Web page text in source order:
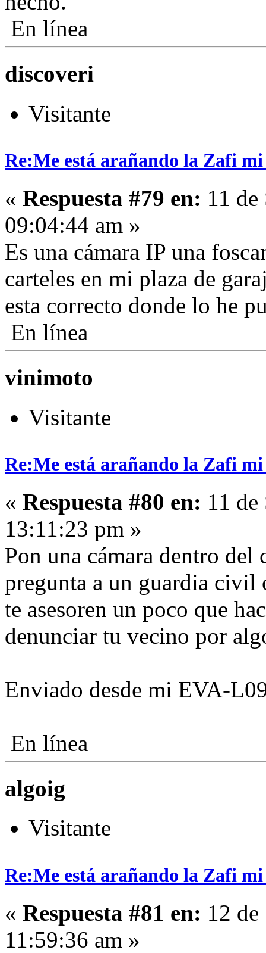
En línea
discoveri
Visitante
Re:Me está arañando la Zafi
« Respuesta #79 en: 11
09:04:44 am »
Es una cámara IP una
carteles en mi plaza de
esta correcto donde lo he
En línea
vinimoto
Visitante
Re:Me está arañando la Zafi
« Respuesta #80 en: 11
13:11:23 pm »
Pon una cámara dentro del
pregunta a un guardia
te asesoren un poco que
denunciar tu vecino por
Enviado desde mi EVA-
En línea
algoig
Visitante
Re:Me está arañando la Zafi
« Respuesta #81 en: 12
11:59:36 am »